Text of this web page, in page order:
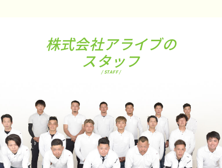
株式会社アライブの
スタッフ
/ STAFF /